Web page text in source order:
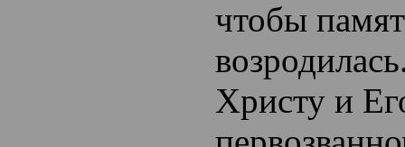
чтобы
Христу и